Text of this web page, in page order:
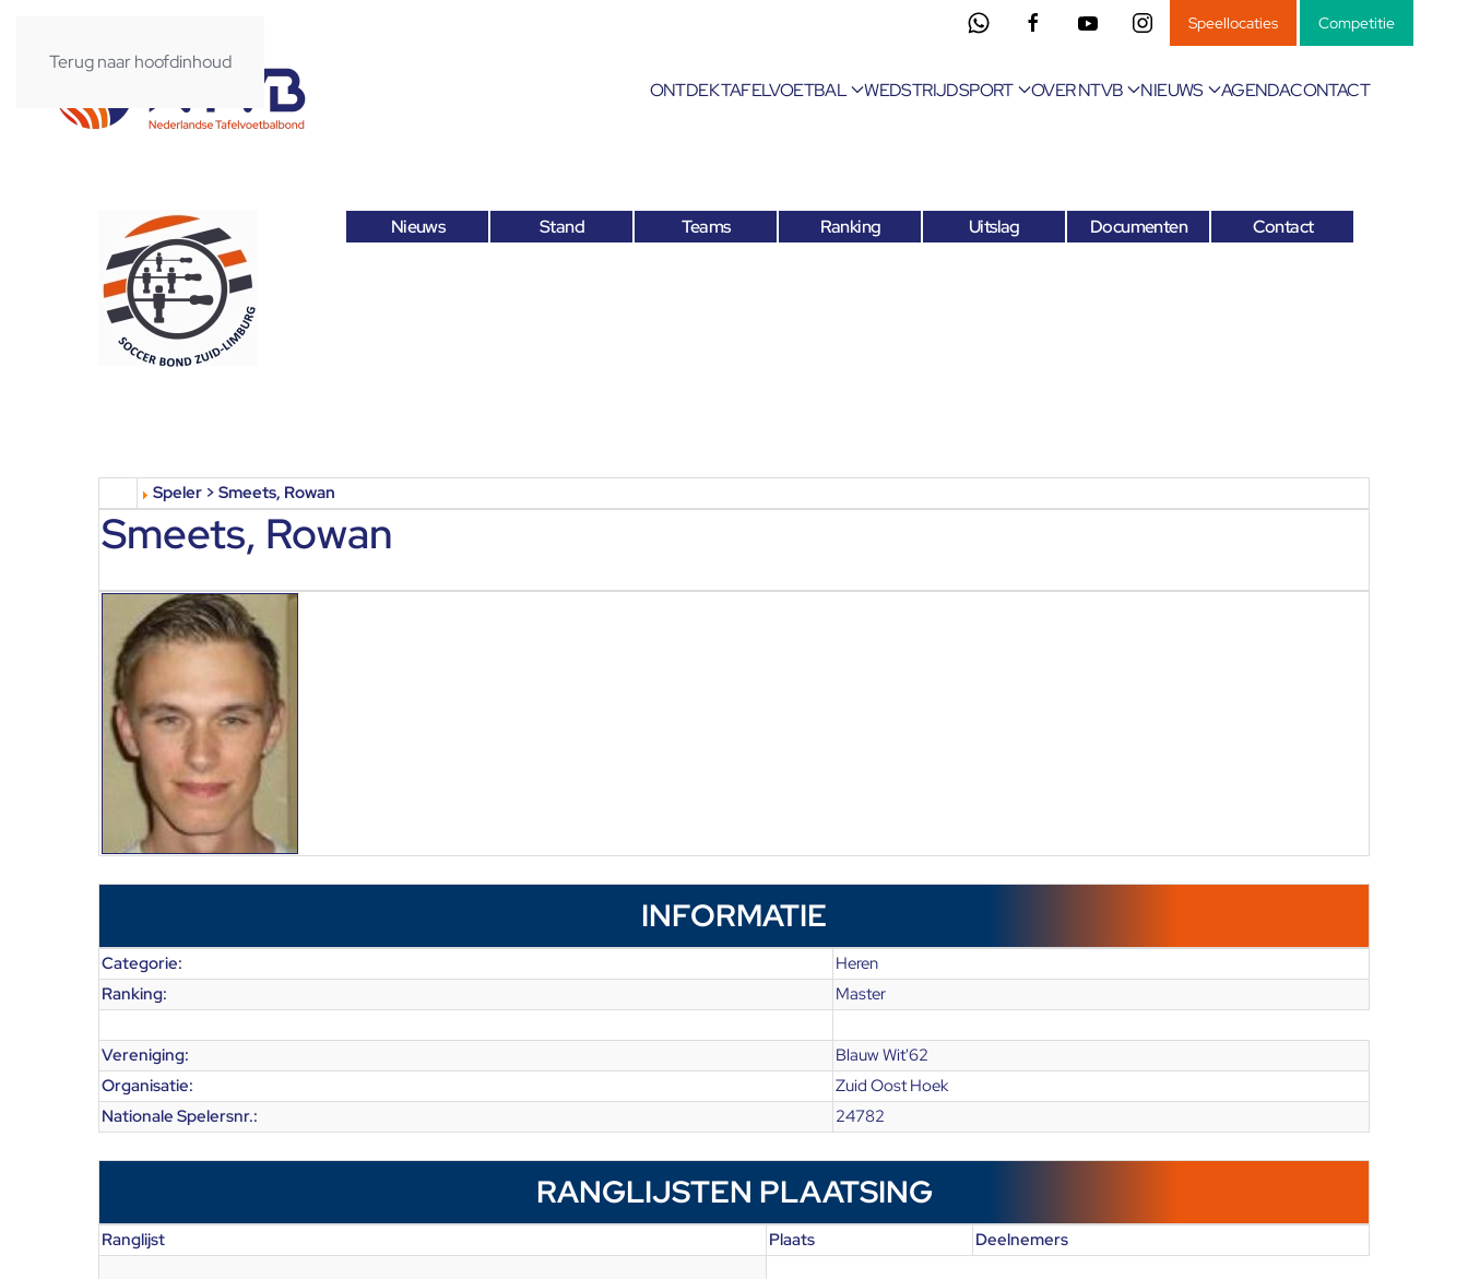
Terug naar hoofdinhoud
Speellocaties Competitie
ONTDEK TAFELVOETBAL WEDSTRIJDSPORT OVER NTVB NIEUWS AGENDACONTACT
Nieuws Stand Teams Ranking Uitslag Documenten Contact
Speler > Smeets, Rowan
Smeets, Rowan
INFORMATIE
Categorie:
Heren
Ranking:
Master
Vereniging:
Blauw Wit'62
Organisatie:
Zuid Oost Hoek
Nationale Spelersnr.:
24782
RANGLIJSTEN PLAATSING
Ranglijst Plaats Deelnemers